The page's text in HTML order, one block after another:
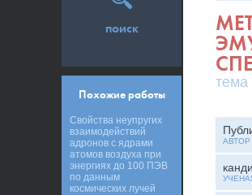
тема
АВТОР
поиск
Похожие работы
Свойства неупругих
взаимодействий
адронов с ядрами
атомов воздуха при
энергиях до 100 ПЭВ
по данным
космических лучей